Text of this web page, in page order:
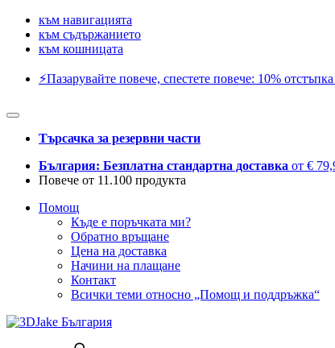
към навигацията
към съдържанието
към кошницата
⚡️Пазарувайте повече, спестете повече: 10%
Търсачка за резервни части
България: Безплатна стандартна доставка от €
Повече от 11.100 продукта
Помощ
Къде е поръчката ми?
Обратно връщане
Цена на доставка
Начини на плащане
Контакт
Всички теми относно „Помощ и поддръжка“